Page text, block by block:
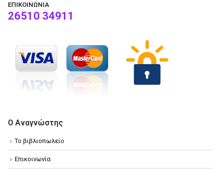
ΕΠΙΚΟΙΝΩΝΊΑ
26510 34911
Ο Αναγνώστης
Το βιβλιοπωλείο
Επικοινωνία